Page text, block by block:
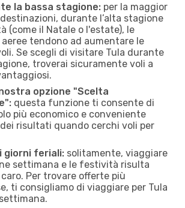
la bassa stagione: per la maggior
durante l’alta stagione
(come il Natale o l'estate), le
tendono ad aumentare le
Se scegli di visitare Tula durante
troverai sicuramente voli a
opzione "Scelta
questa funzione ti consente di
più economico e conveniente
risultati quando cerchi voli per
giorni feriali: solitamente, viaggiare
settimana e le festività risulta
Per trovare offerte più
ti consigliamo di viaggiare per Tula